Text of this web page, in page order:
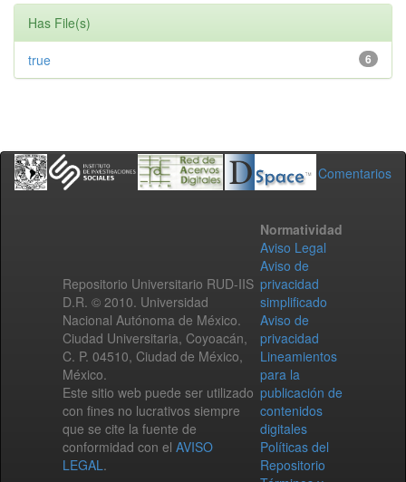
Has File(s)
6
true
Comentarios
Repositorio Universitario RUD-IIS
D.R. © 2010. Universidad
Nacional Autónoma de México.
Ciudad Universitaria, Coyoacán,
C. P. 04510, Ciudad de México,
México.
Este sitio web puede ser utilizado
con fines no lucrativos siempre
que se cite la fuente de
conformidad con el AVISO
LEGAL.
Normatividad
Aviso Legal
Aviso de
privacidad
simplificado
Aviso de
privacidad
Lineamientos
para la
publicación de
contenidos
digitales
Políticas del
Repositorio